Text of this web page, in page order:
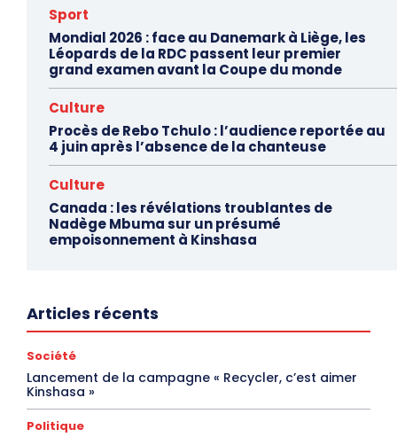
Sport
Mondial 2026 : face au Danemark à Liège, les
Léopards de la RDC passent leur premier
grand examen avant la Coupe du monde
Culture
Procès de Rebo Tchulo : l’audience reportée au
4 juin après l’absence de la chanteuse
Culture
Canada : les révélations troublantes de
Nadège Mbuma sur un présumé
empoisonnement à Kinshasa
Articles récents
Société
Lancement de la campagne « Recycler, c’est aimer
Kinshasa »
Politique